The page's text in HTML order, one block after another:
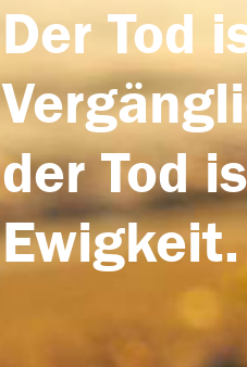
Der Tod
der Tod
Ewigkeit.